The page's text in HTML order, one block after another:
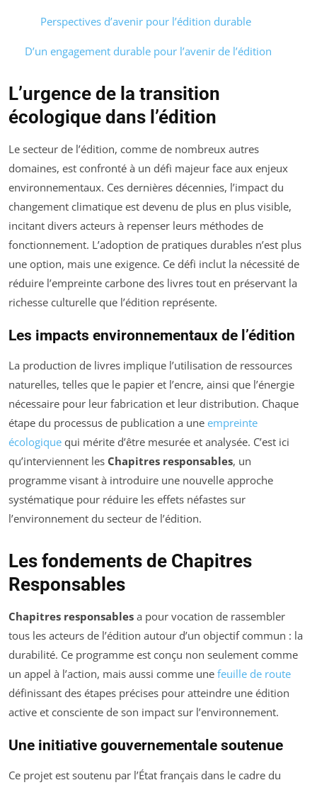
Perspectives d’avenir pour l’édition durable
D’un engagement durable pour l’avenir de l’édition
L’urgence de la transition
écologique dans l’édition
Le secteur de l’édition, comme de nombreux autres
domaines, est confronté à un défi majeur face aux enjeux
environnementaux. Ces dernières décennies, l’impact du
changement climatique est devenu de plus en plus visible,
incitant divers acteurs à repenser leurs méthodes de
fonctionnement. L’adoption de pratiques durables n’est plus
une option, mais une exigence. Ce défi inclut la nécessité de
réduire l’empreinte carbone des livres tout en préservant la
richesse culturelle que l’édition représente.
Les impacts environnementaux de l’édition
La production de livres implique l’utilisation de ressources
naturelles, telles que le papier et l’encre, ainsi que l’énergie
nécessaire pour leur fabrication et leur distribution. Chaque
étape du processus de publication a une empreinte
écologique qui mérite d’être mesurée et analysée. C’est ici
qu’interviennent les Chapitres responsables, un
programme visant à introduire une nouvelle approche
systématique pour réduire les effets néfastes sur
l’environnement du secteur de l’édition.
Les fondements de Chapitres
Responsables
Chapitres responsables a pour vocation de rassembler
tous les acteurs de l’édition autour d’un objectif commun : la
durabilité. Ce programme est conçu non seulement comme
un appel à l’action, mais aussi comme une feuille de route
définissant des étapes précises pour atteindre une édition
active et consciente de son impact sur l’environnement.
Une initiative gouvernementale soutenue
Ce projet est soutenu par l’État français dans le cadre du